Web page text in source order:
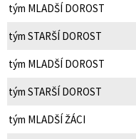
tým MLADŠÍ DOROST
tým STARŠÍ DOROST
tým MLADŠÍ DOROST
tým STARŠÍ DOROST
tým MLADŠÍ ŽÁCI